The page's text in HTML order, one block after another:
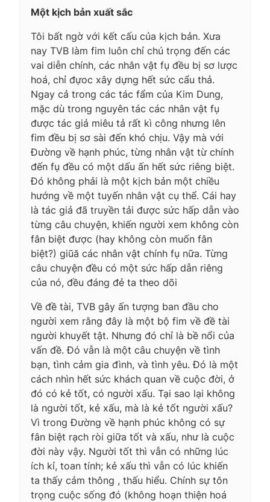
Một kịch bản xuất sắc
Tôi bất ngờ với kết cấu của kịch bản. Xưa
nay TVB làm fim luôn chỉ chú trọng đến các
vai diễn chính, các nhân vật fụ đều bị sơ lược
hoá, chỉ đựoc xây dựng hết sức cẩu thả.
Ngay cả trong các tác fẩm của Kim Dung,
mặc dù trong nguyên tác các nhân vật fụ
được tác giả miêu tả rất kì công nhưng lên
fim đều bị sơ sài đến khó chịu. Vậy mà với
Đường về hạnh phúc, từng nhân vật từ chính
đến fụ đều có một dấu ấn hết sức riêng biệt.
Đó không phải là một kịch bản một chiều
hướng về một tuyến nhân vật cụ thể. Cái hay
là tác giả đã truyền tải được sức hấp dẫn vào
từng câu chuyện, khiến người xem không còn
fân biệt được (hay không còn muốn fân
biệt?) giũă các nhân vật chính fụ nữa. Từng
câu chuyện đều có một sức hấp dẫn riêng
của nó, đều đáng đẻ ta theo dõi
Về đề tài, TVB gây ấn tượng ban đầu cho
người xem rằng đây là một bộ fim về đề tài
người khuyết tật. Nhưng đó chỉ là bề nổi của
vấn đề. Đó vẫn là một câu chuyện về tình
bạn, tình cảm gia đình, và tình yêu. Đó là một
cách nhìn hết sức khách quan về cuộc đời, ở
đó có kẻ tốt, có người xấu. Tại sao lại không
là người tốt, kẻ xấu, mà là kẻ tốt người xấu?
Vì trong Đường về hạnh phúc không có sự
fân biệt rạch ròi giữa tốt và xấu, như là cuộc
đời này vậy. Người tốt thì vẫn có những lúc
ích kỉ, toan tính; kẻ xấu thì vẫn có lúc khiến
ta thấy cảm thông , thấu hiểu. Chính sự tôn
trọng cuộc sống đó (không hoạn thiện hoá